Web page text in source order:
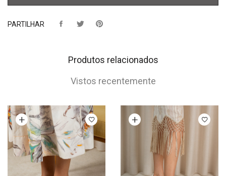
PARTILHAR
Produtos relacionados
Vistos recentemente
opções Ver opções